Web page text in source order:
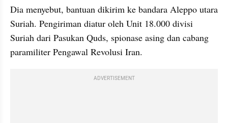
Dia menyebut, bantuan dikirim ke bandara Aleppo utara
Suriah. Pengiriman diatur oleh Unit 18.000 divisi
Suriah dari Pasukan Quds, spionase asing dan cabang
paramiliter Pengawal Revolusi Iran.
ADVERTISEMENT